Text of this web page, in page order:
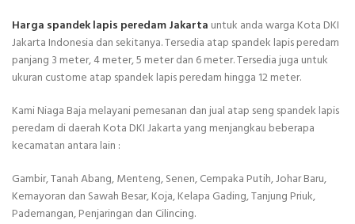
Harga spandek lapis peredam Jakarta untuk anda warga Kota DKI
Jakarta Indonesia dan sekitanya. Tersedia atap spandek lapis peredam
panjang 3 meter, 4 meter, 5 meter dan 6 meter. Tersedia juga untuk
ukuran custome atap spandek lapis peredam hingga 12 meter.
Kami Niaga Baja melayani pemesanan dan jual atap seng spandek lapis
peredam di daerah Kota DKI Jakarta yang menjangkau beberapa
kecamatan antara lain :
Gambir, Tanah Abang, Menteng, Senen, Cempaka Putih, Johar Baru,
Kemayoran dan Sawah Besar, Koja, Kelapa Gading, Tanjung Priuk,
Pademangan, Penjaringan dan Cilincing.